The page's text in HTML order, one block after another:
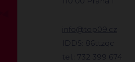
info@top09.cz
IDDS: 86ttzqc
tel.: 732 399 674